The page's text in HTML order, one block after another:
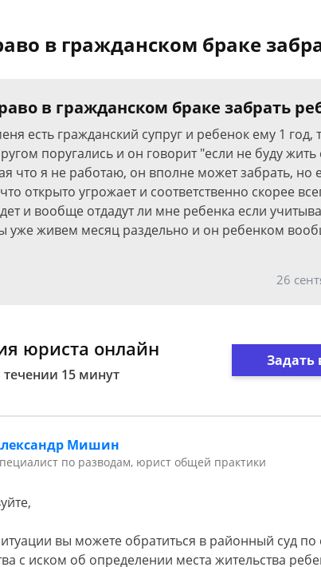
в гражданском браке
в гражданском браке забрать
есть гражданский супруг и ребенок ему 1 год,
поругались и он говорит "если не буду
что я не работаю, он вполне может забрать, но
открыто угрожает и соответственно скорее
и вообще отдадут ли мне ребенка если
уже живем месяц раздельно и он ребенком
26
юриста онлайн
течении 15 минут
Задать
Мишин
по разводам, юрист общей практики
вы можете обратиться в районный суд по
с иском об определении места жительства